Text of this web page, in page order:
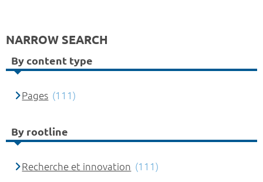
NARROW SEARCH
By content type
Pages (111)
By rootline
Recherche et innovation (111)